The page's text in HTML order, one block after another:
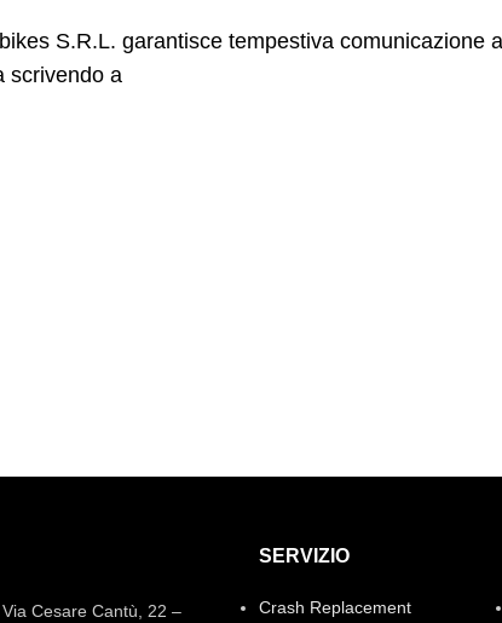
S.R.L. garantisce tempestiva
scrivendo a
Cesare Cantù, 22 –
SERVIZIO
Crash Replacement